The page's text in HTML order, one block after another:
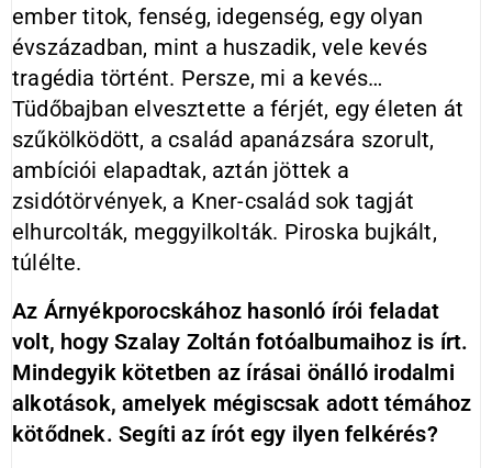
ember titok, fenség, idegenség, egy olyan
évszázadban, mint a huszadik, vele kevés
tragédia történt. Persze, mi a kevés…
Tüdőbajban elvesztette a férjét, egy életen át
szűkölködött, a család apanázsára szorult,
ambíciói elapadtak, aztán jöttek a
zsidótörvények, a Kner-család sok tagját
elhurcolták, meggyilkolták. Piroska bujkált,
túlélte.
Az Árnyékporocskához hasonló írói feladat
volt, hogy Szalay Zoltán fotóalbumaihoz is írt.
Mindegyik kötetben az írásai önálló irodalmi
alkotások, amelyek mégiscsak adott témához
kötődnek. Segíti az írót egy ilyen felkérés?